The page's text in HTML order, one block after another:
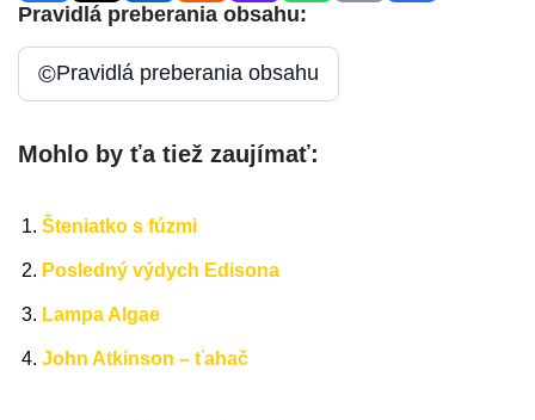
Pravidlá preberania obsahu:
©Pravidlá preberania obsahu
Mohlo by ťa tiež zaujímať:
Šteniatko s fúzmi
Posledný výdych Edisona
Lampa Algae
John Atkinson – ťahač